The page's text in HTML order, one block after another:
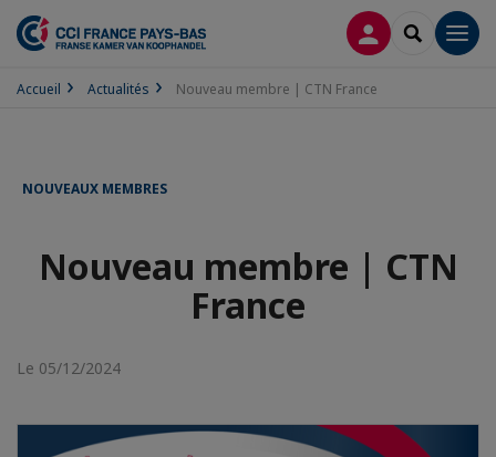
CONNEXION
Accueil Actualités Nouveau membre | CTN France
NOUVEAUX MEMBRES
Nouveau membre | CTN
France
Le 05/12/2024